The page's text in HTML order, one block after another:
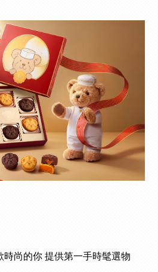
時尚的你 提供第一手時髦選物